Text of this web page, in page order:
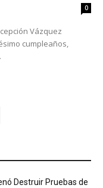
0
Vázquez
cumpleaños,
Destruir Pruebas de